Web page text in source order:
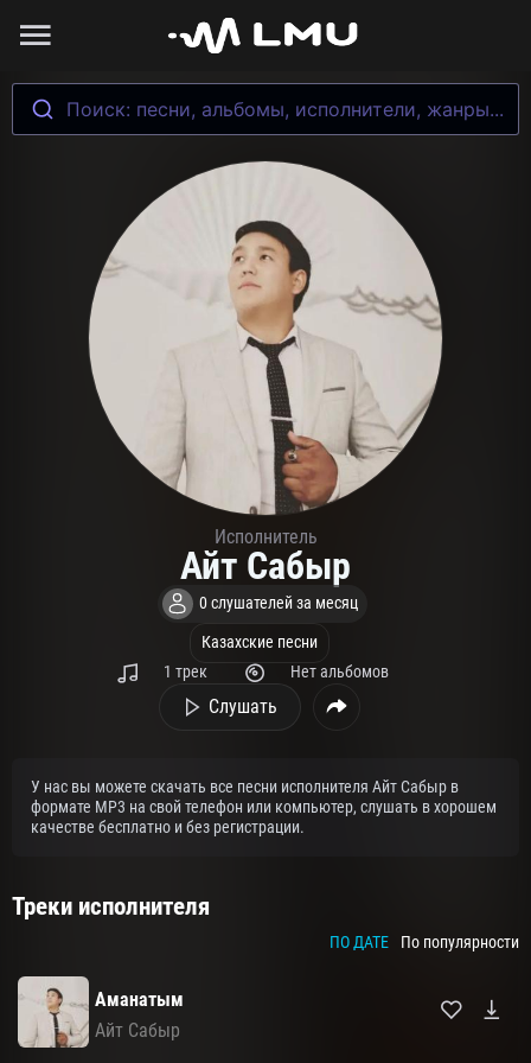
Поиск: песни, альбомы, исполнители, жанры...
Исполнитель
Айт Сабыр
0 слушателей за месяц
Казахские песни
1 трек
Нет альбомов
Слушать
У нас вы можете скачать все песни исполнителя Айт Сабыр в
формате MP3 на свой телефон или компьютер, слушать в хорошем
качестве бесплатно и без регистрации.
Треки исполнителя
ПО ДАТЕ По популярности
Аманатым
Айт Сабыр